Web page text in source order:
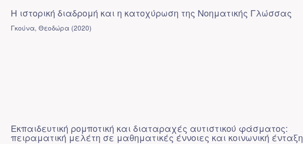
Η ιστορική διαδρομή και η κατοχύρωση της Νοηματικής Γλώσσας
Γκούνα, Θεοδώρα (2020)
Εκπαιδευτική ρομποτική και διαταραχές αυτιστικού φάσματος:
πειραματική μελέτη σε μαθηματικές έννοιες και κοινωνική ένταξη